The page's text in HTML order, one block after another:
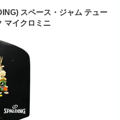
スペース・ジャム テュー
マイクロミニ